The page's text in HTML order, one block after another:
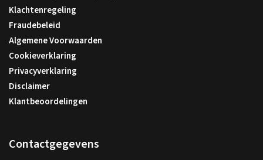
Klachtenregeling
Fraudebeleid
Algemene Voorwaarden
Cookieverklaring
Privacyverklaring
Disclaimer
Klantbeoordelingen
Contactgegevens